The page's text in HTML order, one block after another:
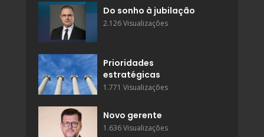
Do sonho à jubilação
2.126 Visualizações
Prioridades
estratégicas
1.771 Visualizações
Novo gerente
1.636 Visualizações